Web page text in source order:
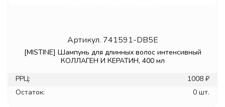
Артикул. 741591-DB5E
[MISTINE] Шампунь для длинных волос интенсивный
КОЛЛАГЕН И КЕРАТИН, 400 мл
РРЦ:
1008 ₽
Остаток:
0 шт.